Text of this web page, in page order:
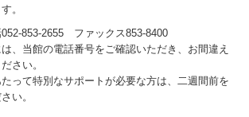
。
853-2655 ファックス853-8400
、当館の電話番号をご確認いただき、お間違え
さい。
って特別なサポートが必要な方は、二週間前を
い。